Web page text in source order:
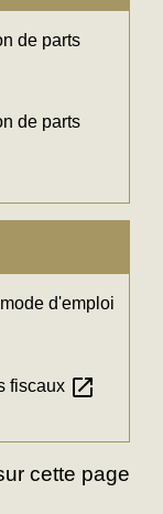
de parts
de parts
d'emploi
fiscaux open_in_new
cette page